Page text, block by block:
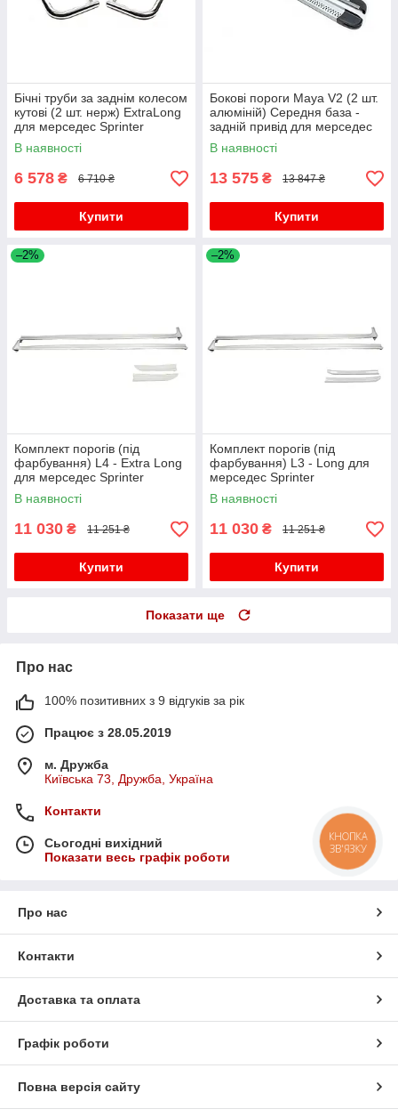
Бічні труби за заднім колесом
кутові (2 шт. нерж) ExtraLong
для мерседес Sprinter
W907/W910 2018- рр
В наявності
6 578 ₴ 6 710 ₴
Купити
Бокові пороги Maya V2 (2 шт.
алюміній) Середня база -
задній привід для мерседес
Sprinter W907/W910 2018- рр
В наявності
13 575 ₴ 13 847 ₴
Купити
–2%
Комплект порогів (під
фарбування) L4 - Extra Long
для мерседес Sprinter
W907/W910 2018- рр
В наявності
11 030 ₴ 11 251 ₴
Купити
–2%
Комплект порогів (під
фарбування) L3 - Long для
мерседес Sprinter
W907/W910 2018- рр
В наявності
11 030 ₴ 11 251 ₴
Купити
Показати ще
Про нас
100% позитивних з 9 відгуків за рік
Працює з 28.05.2019
м. Дружба
Київська 73, Дружба, Україна
Контакти
Сьогодні вихідний
Показати весь графік роботи
Про нас
Контакти
Доставка та оплата
Графік роботи
Повна версія сайту
КНОПКА
ЗВ'ЯЗКУ